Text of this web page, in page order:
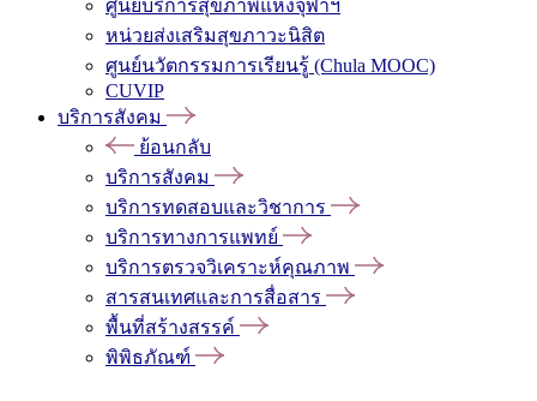
ศูนย์บริการสุขภาพแห่งจุฬาฯ
หน่วยส่งเสริมสุขภาวะนิสิต
ศูนย์นวัตกรรมการเรียนรู้ (Chula MOOC)
CUVIP
บริการสังคม
ย้อนกลับ
บริการสังคม
บริการทดสอบและวิชาการ
บริการทางการแพทย์
บริการตรวจวิเคราะห์คุณภาพ
สารสนเทศและการสื่อสาร
พื้นที่สร้างสรรค์
พิพิธภัณฑ์